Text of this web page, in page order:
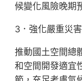
候變化風險晚期
3．強化嚴重災
推動國土空間總
和空間開發適宜